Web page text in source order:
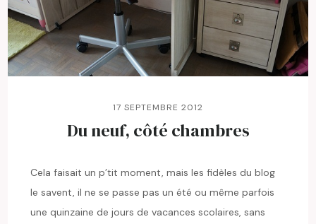
17 SEPTEMBRE 2012
Du neuf, côté chambres
Cela faisait un p’tit moment, mais les fidèles du blog
le savent, il ne se passe pas un été ou même parfois
une quinzaine de jours de vacances scolaires, sans